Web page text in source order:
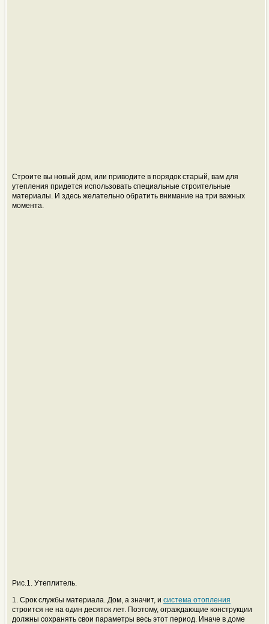
Строите вы новый дом, или приводите в порядок старый, вам для
утепления придется использовать специальные строительные
материалы. И здесь желательно обратить внимание на три важных
момента.
Рис.1. Утеплитель.
1. Срок службы материала. Дом, а значит, и система отопления
строится не на один десяток лет. Поэтому, ограждающие конструкции
должны сохранять свои параметры весь этот период. Иначе в доме